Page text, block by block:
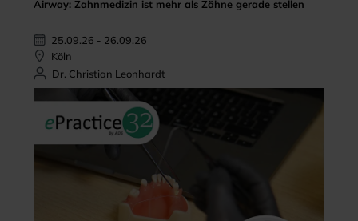
Airway: Zahnmedizin ist mehr als Zähne gerade stellen
25.09.26 - 26.09.26
Köln
Dr. Christian Leonhardt